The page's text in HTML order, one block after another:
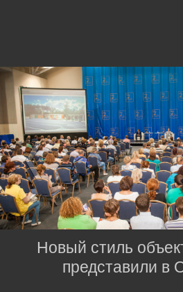
Новый стиль
представили в